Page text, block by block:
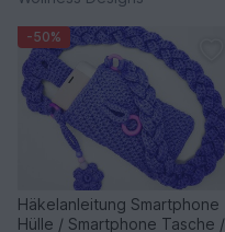
-50%
Häkelanleitung Smartphone
Hülle / Smartphone Tasche /